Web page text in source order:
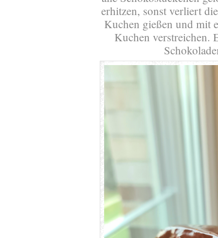
erhitzen, sonst verliert
Kuchen gießen und mit
Kuchen verstreichen.